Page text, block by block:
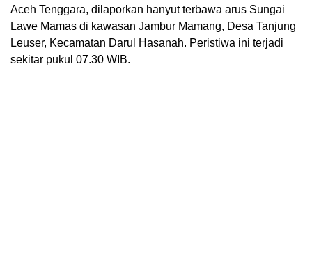
Aceh Tenggara, dilaporkan hanyut terbawa arus Sungai
Lawe Mamas di kawasan Jambur Mamang, Desa Tanjung
Leuser, Kecamatan Darul Hasanah. Peristiwa ini terjadi
sekitar pukul 07.30 WIB.